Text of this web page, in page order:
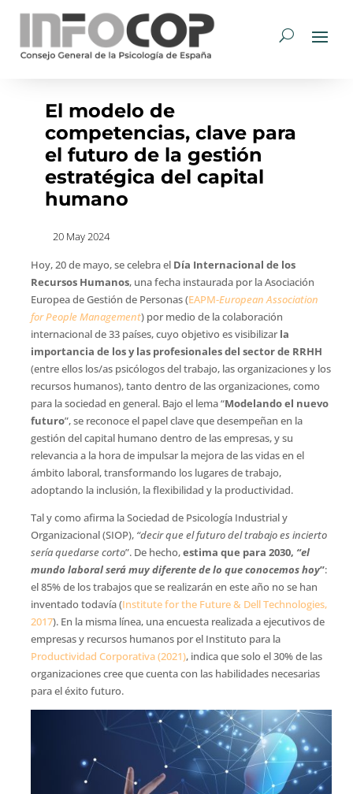
El modelo de
competencias, clave para
el futuro de la gestión
estratégica del capital
humano
20 May 2024
Hoy, 20 de mayo, se celebra el Día Internacional de los
Recursos Humanos, una fecha instaurada por la Asociación
Europea de Gestión de Personas (EAPM-European Association
for People Management) por medio de la colaboración
internacional de 33 países, cuyo objetivo es visibilizarla
importancia de los y las profesionales del sector de RRHH
(entre ellos los/as psicólogos del trabajo, las organizaciones y los
recursos humanos), tanto dentro de las organizaciones, como
para la sociedad en general. Bajo el lema “Modelando el nuevo
futuro”, se reconoce el papel clave que desempeñan en la
gestión del capital humano dentro de las empresas, y su
relevancia a la hora de impulsar la mejora de las vidas en el
ámbito laboral, transformando los lugares de trabajo,
adoptando la inclusión, la flexibilidad y la productividad.
Tal y como afirma la Sociedad de Psicología Industrial y
Organizacional (SIOP), “decir que el futuro del trabajo es incierto
sería quedarse corto”. De hecho,estima que para 2030, “el
mundo laboral será muy diferente de lo que conocemos hoy”:
el 85% de los trabajos que se realizarán en este año no se han
inventado todavía (Institute for the Future & Dell Technologies,
2017). En la misma línea, una encuesta realizada a ejecutivos de
empresas y recursos humanos por el Instituto para la
Productividad Corporativa (2021), indica que solo el 30% de las
organizaciones cree que cuenta con las habilidades necesarias
para el éxito futuro.